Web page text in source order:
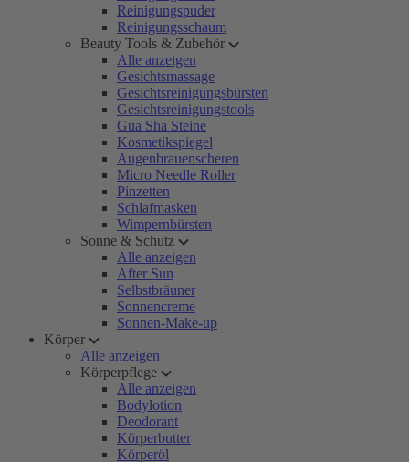
Reinigungspuder
Reinigungsschaum
Beauty Tools & Zubehör
Alle anzeigen
Gesichtsmassage
Gesichtsreinigungsbürsten
Gesichtsreinigungstools
Gua Sha Steine
Kosmetikspiegel
Augenbrauenscheren
Micro Needle Roller
Pinzetten
Schlafmasken
Wimpernbürsten
Sonne & Schutz
Alle anzeigen
After Sun
Selbstbräuner
Sonnencreme
Sonnen-Make-up
Körper
Alle anzeigen
Körperpflege
Alle anzeigen
Bodylotion
Deodorant
Körperbutter
Körperöl